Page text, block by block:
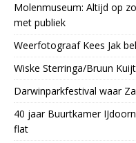
Molenmuseum: Altijd op
met publiek
Weerfotograaf Kees Jak
Wiske Sterringa/Bruun
Darwinparkfestival waar
40 jaar Buurtkamer
flat